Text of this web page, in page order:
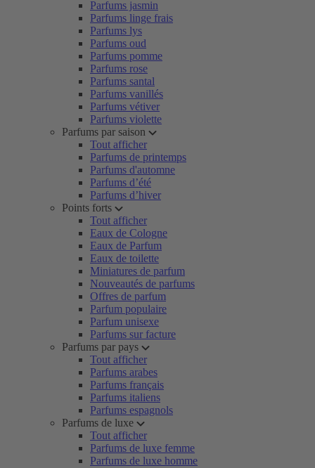
Parfums jasmin
Parfums linge frais
Parfums lys
Parfums oud
Parfums pomme
Parfums rose
Parfums santal
Parfums vanillés
Parfums vétiver
Parfums violette
Parfums par saison
Tout afficher
Parfums de printemps
Parfums d'automne
Parfums d’été
Parfums d’hiver
Points forts
Tout afficher
Eaux de Cologne
Eaux de Parfum
Eaux de toilette
Miniatures de parfum
Nouveautés de parfums
Offres de parfum
Parfum populaire
Parfum unisexe
Parfums sur facture
Parfums par pays
Tout afficher
Parfums arabes
Parfums français
Parfums italiens
Parfums espagnols
Parfums de luxe
Tout afficher
Parfums de luxe femme
Parfums de luxe homme